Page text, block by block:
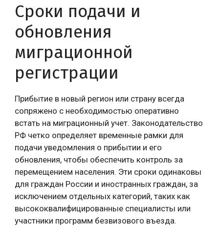
Сроки подачи и
обновления
миграционной
регистрации
Прибытие в новый регион или страну всегда
сопряжено с необходимостью оперативно
встать на миграционный учет. Законодательство
РФ четко определяет временные рамки для
подачи уведомления о прибытии и его
обновления, чтобы обеспечить контроль за
перемещением населения. Эти сроки одинаковы
для граждан России и иностранных граждан, за
исключением отдельных категорий, таких как
высококвалифицированные специалисты или
участники программ безвизового въезда.